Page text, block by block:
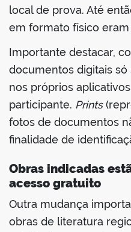
local de prova. Até
em formato físico eram
Importante destacar,
documentos digitais
nos próprios
participante. Prints
fotos de documentos
finalidade de
Obras indicadas
acesso gratuito
Outra mudança
obras de literatura